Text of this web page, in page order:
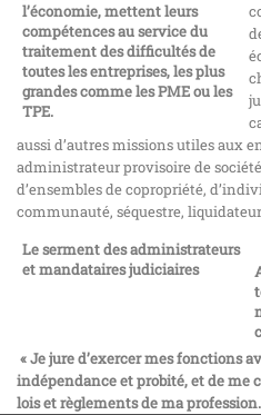
l’économie, mettent leurs
compétences au service du
traitement des difficultés de
toutes les entreprises, les plus
grandes comme les PME ou les
TPE.
aussi d’autres missions utiles aux
administrateur provisoire de
d’ensembles de copropriété,
communauté, séquestre,
Le serment des administrateurs
et mandataires judiciaires
« Je jure d’exercer mes fonctions
indépendance et probité, et de me
lois et règlements de ma